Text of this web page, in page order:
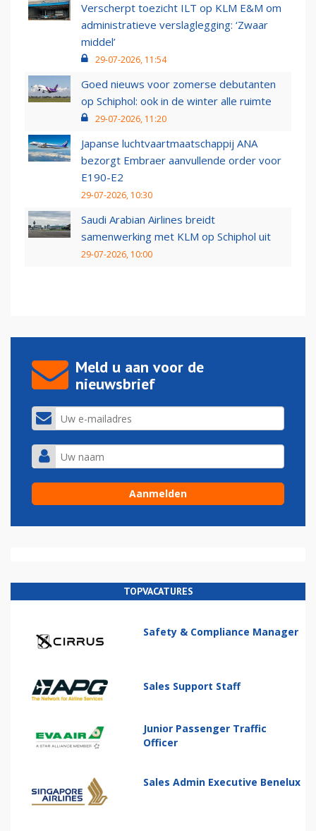
Verscherpt toezicht ILT op KLM E&M om
administratieve verslaglegging: ‘Zwaar
middel’
29-07-2026, 11:54
Goed nieuws voor zomerse debutanten
op Schiphol: ook in de winter alle ruimte
29-07-2026, 11:20
Japanse luchtvaartmaatschappij ANA
bezorgt Embraer aanvullende order voor
E190-E2
29-07-2026, 10:30
Saudi Arabian Airlines breidt
samenwerking met KLM op Schiphol uit
29-07-2026, 10:00
Meld u aan voor de
nieuwsbrief
TOPVACATURES
Safety & Compliance Manager
Sales Support Staff
Junior Passenger Traffic
Officer
Sales Admin Executive Benelux